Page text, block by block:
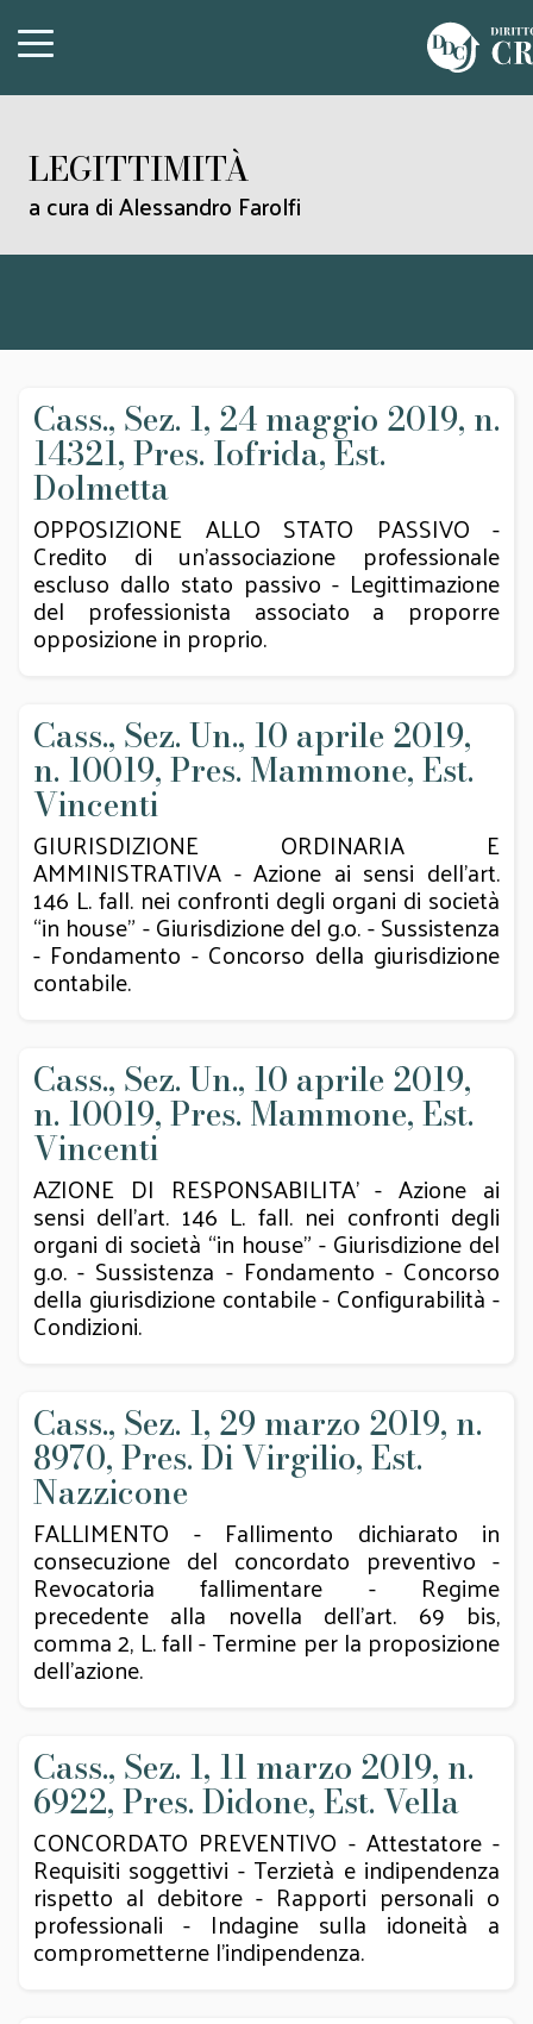
LEGITTIMITÀ
a cura di Alessandro Farolfi
Cass., Sez. 1, 24 maggio 2019, n.
14321, Pres. Iofrida, Est.
Dolmetta
OPPOSIZIONE ALLO STATO PASSIVO -
Credito di un'associazione professionale
escluso dallo stato passivo - Legittimazione
del professionista associato a proporre
opposizione in proprio.
Cass., Sez. Un., 10 aprile 2019,
n. 10019, Pres. Mammone, Est.
Vincenti
GIURISDIZIONE ORDINARIA E
AMMINISTRATIVA - Azione ai sensi dell’art.
146 L. fall. nei confronti degli organi di società
“in house” - Giurisdizione del g.o. - Sussistenza
- Fondamento - Concorso della giurisdizione
contabile.
Cass., Sez. Un., 10 aprile 2019,
n. 10019, Pres. Mammone, Est.
Vincenti
AZIONE DI RESPONSABILITA' - Azione ai
sensi dell’art. 146 L. fall. nei confronti degli
organi di società “in house” - Giurisdizione del
g.o. - Sussistenza - Fondamento - Concorso
della giurisdizione contabile - Configurabilità -
Condizioni.
Cass., Sez. 1, 29 marzo 2019, n.
8970, Pres. Di Virgilio, Est.
Nazzicone
FALLIMENTO - Fallimento dichiarato in
consecuzione del concordato preventivo -
Revocatoria fallimentare - Regime
precedente alla novella dell’art. 69 bis,
comma 2, L. fall - Termine per la proposizione
dell’azione.
Cass., Sez. 1, 11 marzo 2019, n.
6922, Pres. Didone, Est. Vella
CONCORDATO PREVENTIVO - Attestatore -
Requisiti soggettivi - Terzietà e indipendenza
rispetto al debitore - Rapporti personali o
professionali - Indagine sulla idoneità a
comprometterne l’indipendenza.